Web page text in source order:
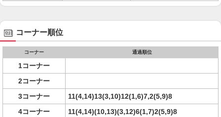
コーナー順位
コーナー 通過順位
1コーナー
2コーナー
3コーナー
11(4,14)13(3,10)12(1,6)7,2(5,9)8
4コーナー
11(4,14)(10,13)(3,12)6(1,7)2(5,9)8